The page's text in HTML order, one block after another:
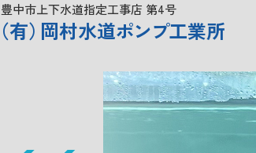
豊中市上下水道指定工事店 第4号
（有） 岡村水道ポンプ工業所